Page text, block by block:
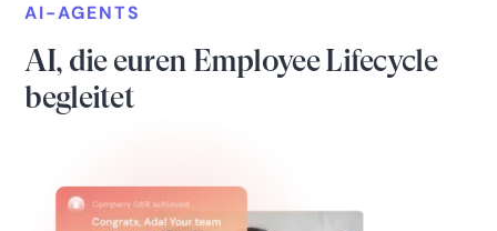
AI-AGENTS
AI, die euren Employee Lifecycle
begleitet